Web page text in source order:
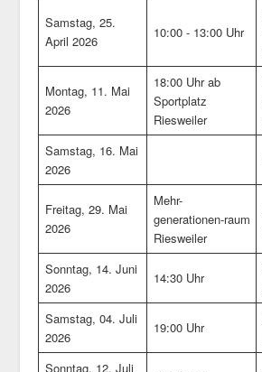
Samstag, 25.
April 2026
10:00 - 13:00 Uhr
Montag, 11. Mai
2026
18:00 Uhr ab
Sportplatz
Riesweiler
Samstag, 16. Mai
2026
Freitag, 29. Mai
2026
Mehr-
generationen-raum
Riesweiler
Sonntag, 14. Juni
2026
14:30 Uhr
Samstag, 04. Juli
2026
19:00 Uhr
Sonntag, 12. Juli